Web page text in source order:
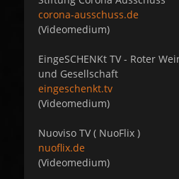
corona-ausschuss.de
(Videomedium)
EingeSCHENKt TV - Roter
und Gesellschaft
eingeschenkt.tv
(Videomedium)
Nuoviso TV ( NuoFlix )
nuoflix.de
(Videomedium)